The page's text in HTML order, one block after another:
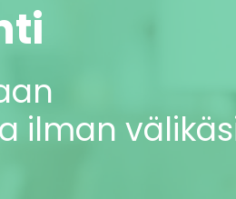
ilman